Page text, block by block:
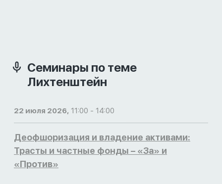
Семинары по теме
Лихтенштейн
22 июля 2026, 11:00 - 14:00
Деофшоризация и владение активами:
Трасты и частные фонды – «За» и
«Против»